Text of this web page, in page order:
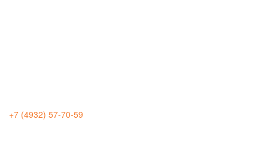
+7 (4932) 57-70-59